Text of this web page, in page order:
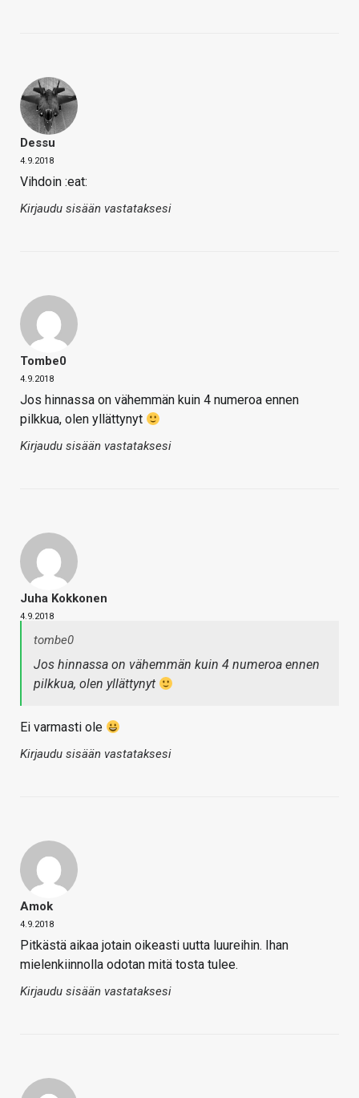
Dessu
4.9.2018
Vihdoin :eat:
Kirjaudu sisään vastataksesi
Tombe0
4.9.2018
Jos hinnassa on vähemmän kuin 4 numeroa ennen
pilkkua, olen yllättynyt
Kirjaudu sisään vastataksesi
Juha Kokkonen
4.9.2018
tombe0
Jos hinnassa on vähemmän kuin 4 numeroa ennen
pilkkua, olen yllättynyt
Ei varmasti ole
Kirjaudu sisään vastataksesi
Amok
4.9.2018
Pitkästä aikaa jotain oikeasti uutta luureihin. Ihan
mielenkiinnolla odotan mitä tosta tulee.
Kirjaudu sisään vastataksesi